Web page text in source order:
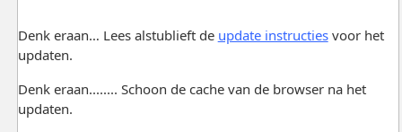
Denk eraan… Lees alstublieft de update instructiesvoor het
updaten.
Denk eraan........ Schoon de cache van de browser na het
updaten.